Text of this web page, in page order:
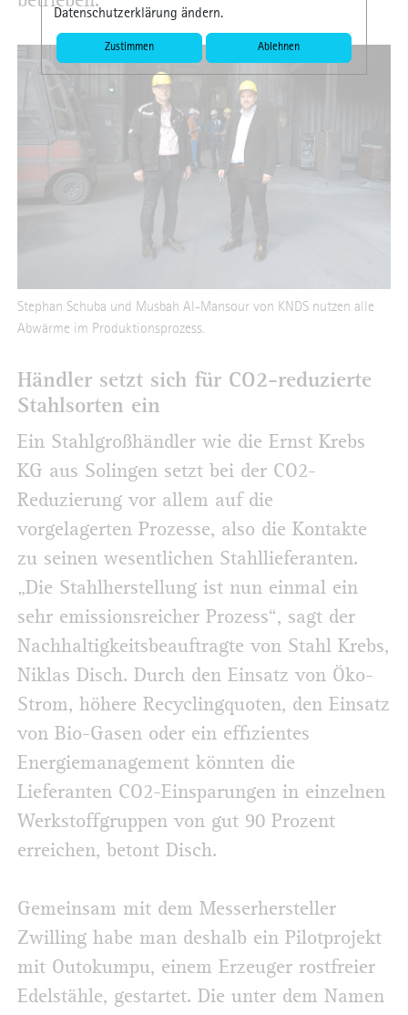
Stephan Schuba und Musbah Al-Mansour von KNDS nutzen alle
Abwärme im Produktionsprozess.
Händler setzt sich für CO2-reduzierte
Stahlsorten ein
Ein Stahlgroßhändler wie die Ernst Krebs
KG aus Solingen setzt bei der CO2-
Reduzierung vor allem auf die
vorgelagerten Prozesse, also die Kontakte
zu seinen wesentlichen Stahllieferanten.
„Die Stahlherstellung ist nun einmal ein
sehr emissionsreicher Prozess“, sagt der
Nachhaltigkeitsbeauftragte von Stahl Krebs,
Niklas Disch. Durch den Einsatz von Öko-
Strom, höhere Recyclingquoten, den Einsatz
von Bio-Gasen oder ein effizientes
Energiemanagement könnten die
Lieferanten CO2-Einsparungen in einzelnen
Werkstoffgruppen von gut 90 Prozent
erreichen, betont Disch.
Gemeinsam mit dem Messerhersteller
Zwilling habe man deshalb ein Pilotprojekt
mit Outokumpu, einem Erzeuger rostfreier
Edelstähle, gestartet. Die unter dem Namen
Datenschutzerklärung ändern.
Zustimmen Ablehnen